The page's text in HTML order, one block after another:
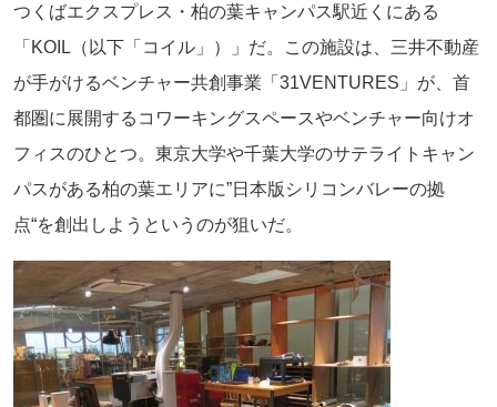
つくばエクスプレス・柏の葉キャンパス駅近くにある
「KOIL（以下「コイル」）」だ。この施設は、三井不動産
が手がけるベンチャー共創事業「31VENTURES」が、首
都圏に展開するコワーキングスペースやベンチャー向けオ
フィスのひとつ。東京大学や千葉大学のサテライトキャン
パスがある柏の葉エリアに”日本版シリコンバレーの拠
点“を創出しようというのが狙いだ。